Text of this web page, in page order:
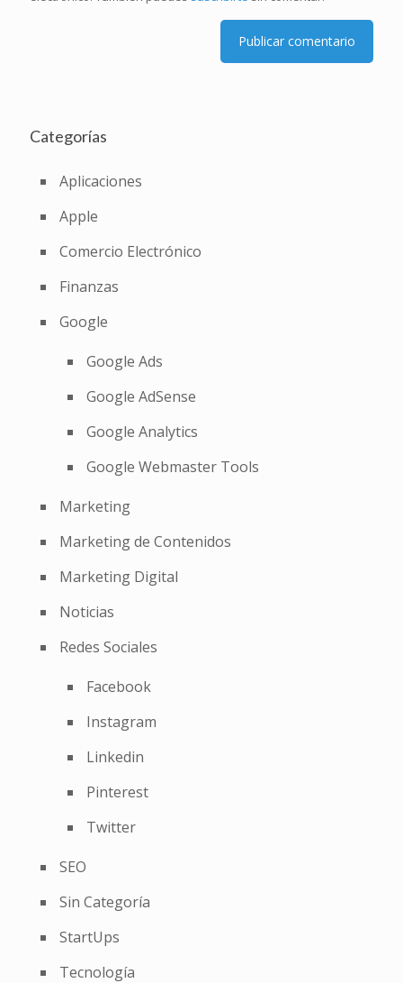
Categorías
Aplicaciones
Apple
Comercio Electrónico
Finanzas
Google
Google Ads
Google AdSense
Google Analytics
Google Webmaster Tools
Marketing
Marketing de Contenidos
Marketing Digital
Noticias
Redes Sociales
Facebook
Instagram
Linkedin
Pinterest
Twitter
SEO
Sin Categoría
StartUps
Tecnología